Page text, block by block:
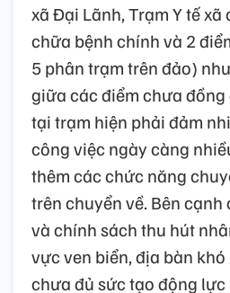
xã Đại Lãnh, Trạm Y tế xã
chữa bệnh chính và 2
5 phân trạm trên đảo)
giữa các điểm chưa đồng
tại trạm hiện phải đảm
công việc ngày càng
thêm các chức năng
trên chuyển về. Bên cạnh
và chính sách thu hút
vực ven biển, địa bàn
chưa đủ sức tạo động lực